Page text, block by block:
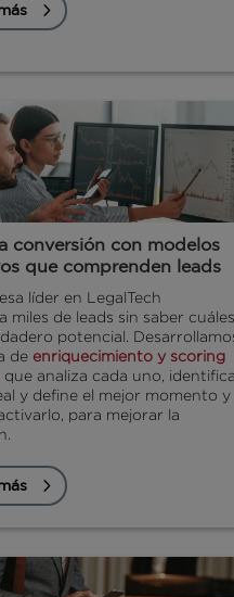
conversión con modelos
que comprenden leads
líder en LegalTech
miles de leads sin saber cuáles
potencial.
de enriquecimiento y scoring
que analiza cada uno, identifica
y define el mejor momento y
para mejorar la